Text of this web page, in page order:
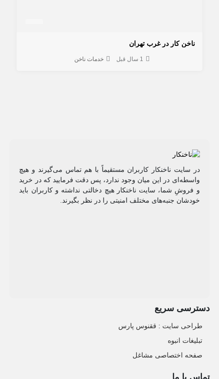
ناخن کار در غرب تهران
1 سال قبل خدمات ناخن
در سایت ناخنکار کاربران مستقیماً با هم تماس می‌گیرند و هیچ
واسطه‌ای در این میان وجود ندارد، پس دقت فرمایید که در خرید
و فروشِ شما، سایت ناخنکار هیچ دخالتی نداشته و کاربران باید
خودشان جنبه‌های مختلف امنیتی را در نظر بگیرند.
دسترسی سریع
طراحی سایت :‌ ققنوس پارس
تبلیغات انبوه
صفحه اختصاصی مشاغل
تماس با ما